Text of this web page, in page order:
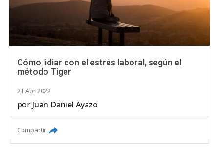
Cómo lidiar con el estrés laboral, según el
método Tiger
21 Abr 2022
por Juan Daniel Ayazo
Compartir